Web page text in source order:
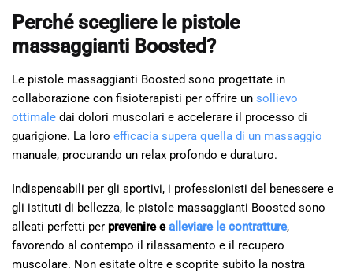
Perché scegliere le pistole
massaggianti Boosted?
Le pistole massaggianti Boosted sono progettate in
collaborazione con fisioterapisti per offrire un sollievo
ottimale dai dolori muscolari e accelerare il processo di
guarigione. La loro efficacia supera quella di un massaggio
manuale, procurando un relax profondo e duraturo.
Indispensabili per gli sportivi, i professionisti del benessere e
gli istituti di bellezza, le pistole massaggianti Boosted sono
alleati perfetti per prevenire ealleviare le contratture,
favorendo al contempo il rilassamento e il recupero
muscolare. Non esitate oltre e scoprite subito la nostra